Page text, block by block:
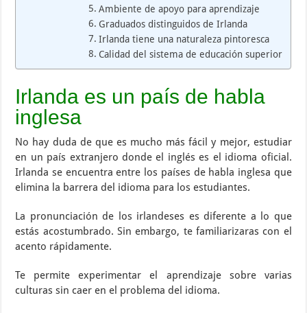
Ambiente de apoyo para aprendizaje
Graduados distinguidos de Irlanda
Irlanda tiene una naturaleza pintoresca
Calidad del sistema de educación superior
Irlanda es un país de habla
inglesa
No hay duda de que es mucho más fácil y mejor, estudiar
en un país extranjero donde el inglés es el idioma oficial.
Irlanda se encuentra entre los países de habla inglesa que
elimina la barrera del idioma para los estudiantes.
La pronunciación de los irlandeses es diferente a lo que
estás acostumbrado. Sin embargo, te familiarizaras con el
acento rápidamente.
Te permite experimentar el aprendizaje sobre varias
culturas sin caer en el problema del idioma.